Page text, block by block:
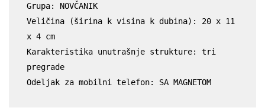
Grupa: NOVČANIK
Veličina (širina k visina k dubina): 20 x 11
x 4 cm
Karakteristika unutrašnje strukture: tri
pregrade
Odeljak za mobilni telefon: SA MAGNETOM